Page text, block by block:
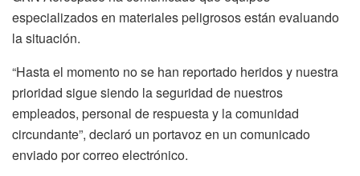
especializados en materiales peligrosos están evaluando
la situación.
“Hasta el momento no se han reportado heridos y nuestra
prioridad sigue siendo la seguridad de nuestros
empleados, personal de respuesta y la comunidad
circundante”, declaró un portavoz en un comunicado
enviado por correo electrónico.